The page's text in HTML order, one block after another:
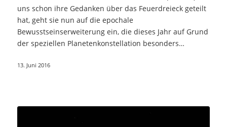
uns schon ihre Gedanken über das Feuerdreieck geteilt
hat, geht sie nun auf die epochale
Bewusstseinserweiterung ein, die dieses Jahr auf Grund
der speziellen Planetenkonstellation besonders…
13. Juni 2016